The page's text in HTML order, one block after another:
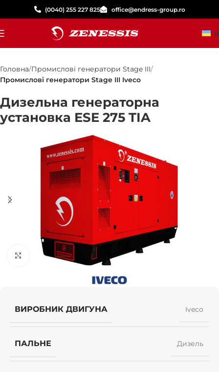
(0040) 255 227 825 office@endress-group.ro
Головна Промислові генератори Stage III
Промислові генератори Stage III Iveco
Дизельна генераторна
установка ESE 275 TIA
Клацніть, щоб збільшити
ВИРОБНИК ДВИГУНА Iveco
ПАЛЬНЕ Дизель